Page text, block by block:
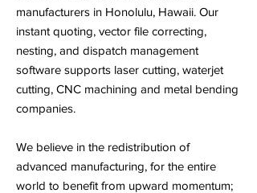
manufacturers in Honolulu, Hawaii. Our
instant quoting, vector file correcting,
nesting, and dispatch management
software supports laser cutting, waterjet
cutting, CNC machining and metal bending
companies.
We believe in the redistribution of
advanced manufacturing, for the entire
world to benefit from upward momentum;